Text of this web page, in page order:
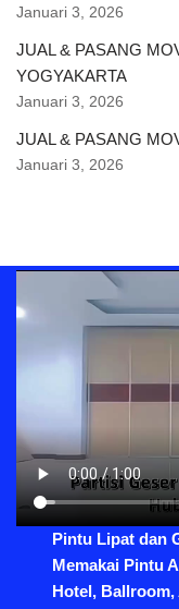
Januari 3, 2026
JUAL & PASANG
YOGYAKARTA
Januari 3, 2026
JUAL & PASANG
Januari 3, 2026
Pintu Lipat dan
Memakai Pintu
Hotel,